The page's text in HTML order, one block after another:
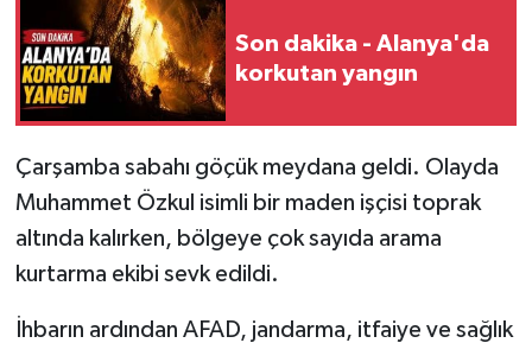
Son dakika - Alanya'da
korkutan yangın
Çarşamba sabahı göçük meydana geldi. Olayda
Muhammet Özkul isimli bir maden işçisi toprak
altında kalırken, bölgeye çok sayıda arama
kurtarma ekibi sevk edildi.
İhbarın ardından AFAD, jandarma, itfaiye ve sağlık